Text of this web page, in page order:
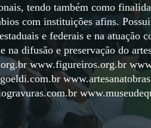
tendo também como
com instituições afins.
e federais e na atuação
na difusão e preservação do
www.figureiros.org.br